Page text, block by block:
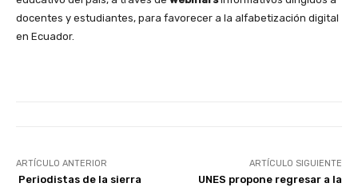
docentes y estudiantes, para favorecer a la alfabetización digital
en Ecuador.
ARTÍCULO ANTERIOR
Periodistas de la sierra
ARTÍCULO SIGUIENTE
UNES propone regresar a la